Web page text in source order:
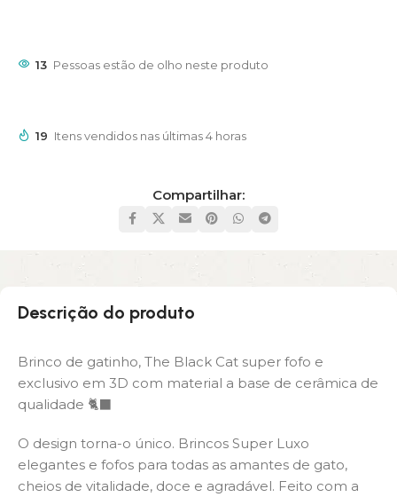
13 Pessoas estão de olho neste produto
19 Itens vendidos nas últimas 4 horas
Compartilhar:
Descrição do produto
Brinco de gatinho, The Black Cat super fofo e
exclusivo em 3D com material a base de cerâmica de
qualidade 🐈‍⬛
O design torna-o único. Brincos Super Luxo
elegantes e fofos para todas as amantes de gato,
cheios de vitalidade, doce e agradável. Feito com a